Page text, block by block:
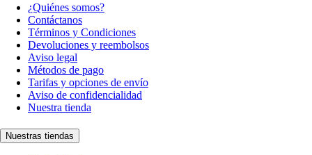
¿Quiénes somos?
Contáctanos
Términos y Condiciones
Devoluciones y reembolsos
Aviso legal
Métodos de pago
Tarifas y opciones de envío
Aviso de confidencialidad
Nuestra tienda
Nuestras tiendas